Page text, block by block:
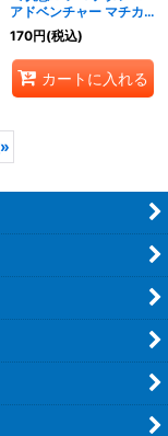
アドベンチャー マチカ
ネタンホイザ【GR・プ
レミアム】{ECP01-
P21}《ナイトメア》
170円(税込)
カートに入れる
»